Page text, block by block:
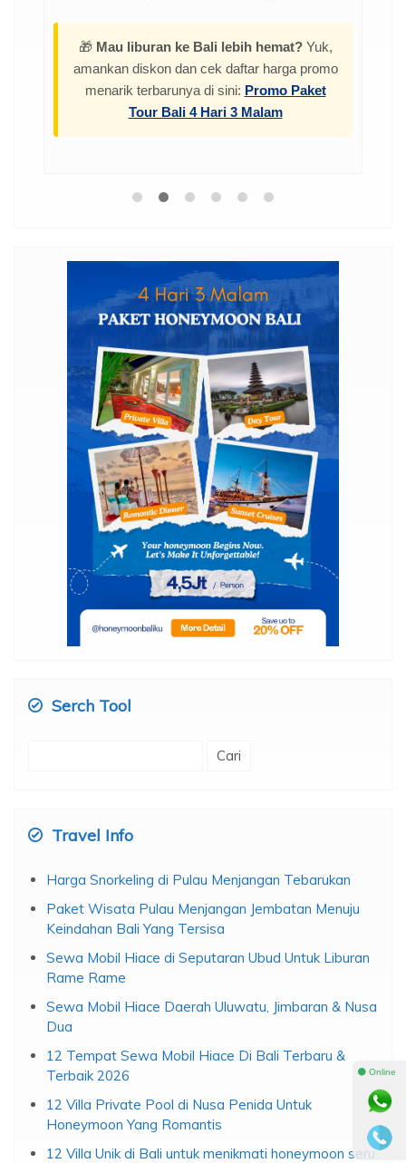
🎁 Mau liburan ke Bali lebih hemat?Yuk,
amankan diskon dan cek daftar harga promo
menarik terbarunya di sini: Promo Paket
Tour Bali 4 Hari 3 Malam
Serch Tool
Travel Info
Harga Snorkeling di Pulau Menjangan Tebarukan
Paket Wisata Pulau Menjangan Jembatan Menuju
Keindahan Bali Yang Tersisa
Sewa Mobil Hiace di Seputaran Ubud Untuk Liburan
Rame Rame
Sewa Mobil Hiace Daerah Uluwatu, Jimbaran & Nusa
Dua
12 Tempat Sewa Mobil Hiace Di Bali Terbaru &
Terbaik 2026
12 Villa Private Pool di Nusa Penida Untuk
Honeymoon Yang Romantis
12 Villa Unik di Bali untuk menikmati honeymoon seru
⚫ Online